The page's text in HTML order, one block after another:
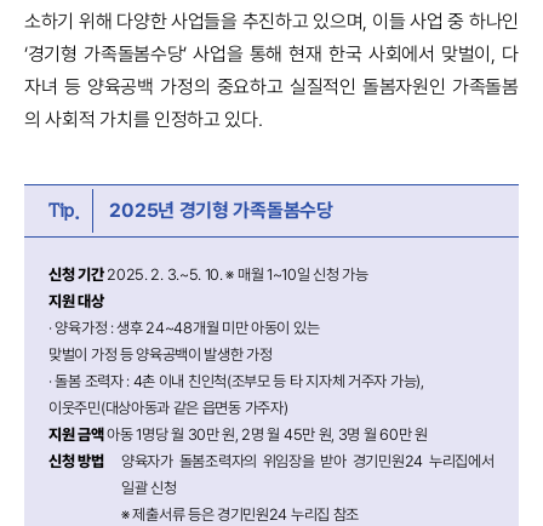
소하기 위해 다양한 사업들을 추진하고 있으며, 이들 사업 중 하나인
‘경기형 가족돌봄수당’ 사업을 통해 현재 한국 사회에서 맞벌이, 다
자녀 등 양육공백 가정의 중요하고 실질적인 돌봄자원인 가족돌봄
의 사회적 가치를 인정하고 있다.
Tip. 2025년 경기형 가족돌봄수당
신청 기간2025. 2. 3.~5. 10. ※ 매월 1~10일 신청 가능
지원 대상
· 양육가정 : 생후 24~48개월 미만 아동이 있는
맞벌이 가정 등 양육공백이 발생한 가정
· 돌봄 조력자 : 4촌 이내 친인척(조부모 등 타 지자체 거주자 가능),
이웃주민(대상아동과 같은 읍면동 가주자)
지원 금액아동 1명당 월 30만 원, 2명 월 45만 원, 3명 월 60만 원
신청 방법
양육자가 돌봄조력자의 위임장을 받아 경기민원24 누리집에서
일괄 신청
※ 제출서류 등은 경기민원24 누리집 참조